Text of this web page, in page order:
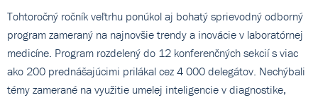
Tohtoročný ročník veľtrhu ponúkol aj bohatý sprievodný odborný
program zameraný na najnovšie trendy a inovácie v laboratórnej
medicíne. Program rozdelený do 12 konferenčných sekcií s viac
ako 200 prednášajúcimi prilákal cez 4 000 delegátov. Nechýbali
témy zamerané na využitie umelej inteligencie v diagnostike,